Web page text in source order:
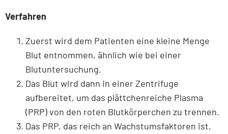
Verfahren
Zuerst wird dem Patienten eine kleine Menge
Blut entnommen, ähnlich wie bei einer
Blutuntersuchung.
Das Blut wird dann in einer Zentrifuge
aufbereitet, um das plättchenreiche Plasma
(PRP) von den roten Blutkörperchen zu trennen.
Das PRP, das reich an Wachstumsfaktoren ist,